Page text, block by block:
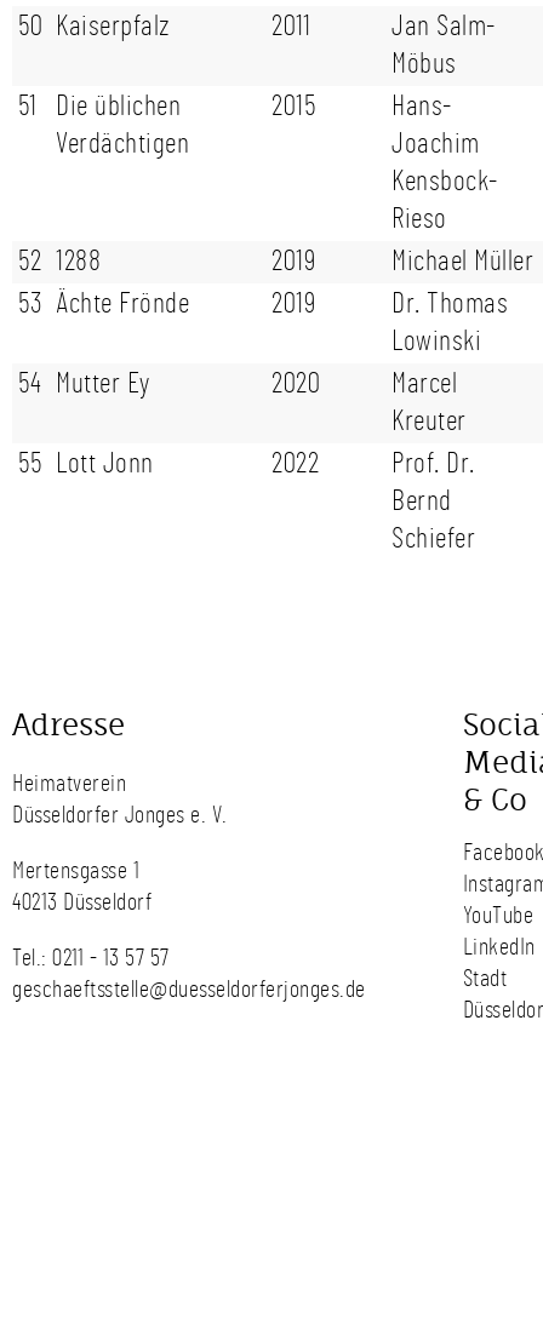
50 Kaiserpfalz 2011
Jan Salm-
Möbus
51
Die üblichen
Verdächtigen
2015
Hans-
Joachim
Kensbock-
Rieso
52 1288 2019
Michael Müller
53 Ächte Frönde 2019
Dr. Thomas
Lowinski
54 Mutter Ey 2020
Marcel
Kreuter
55
Lott Jonn 2022
Prof. Dr.
Bernd
Schiefer
Adresse
Heimatverein
Düsseldorfer Jonges e. V.
Mertensgasse 1
40213 Düsseldorf
Tel.: 0211 - 13 57 57
geschaeftsstelle@duesseldorferjonges.de
& Co
YouTube
LinkedIn
Stadt